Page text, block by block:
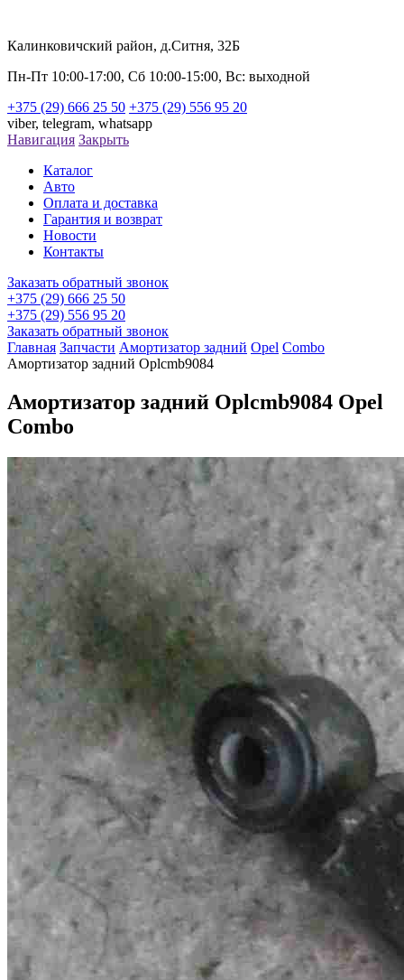
Калинковичский район, д.Ситня, 32Б
Пн-Пт 10:00-17:00, Сб 10:00-15:00, Вс: выходной
+375 (29) 666 25 50 +375 (29) 556 95 20
viber, telegram, whatsapp
Навигация Закрыть
Каталог
Авто
Оплата и доставка
Гарантия и возврат
Новости
Контакты
Заказать обратный звонок
+375 (29) 666 25 50
+375 (29) 556 95 20
Заказать обратный звонок
Главная Запчасти Амортизатор задний Opel Combo
Амортизатор задний Oplcmb9084
Амортизатор задний Oplcmb9084 Opel
Combo